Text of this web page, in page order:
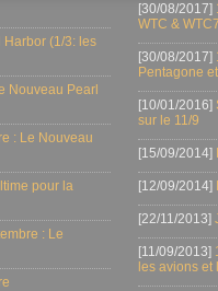
Harbor (1/3: les
Nouveau Pearl
: Le Nouveau
pour la
: Le
[30/08/2017]
WTC &
[30/08/2017]
Pentagone
[10/01/2016]
sur le 11/9
[15/09/2014]
[12/09/2014]
[22/11/2013]
[11/09/2013]
les avions